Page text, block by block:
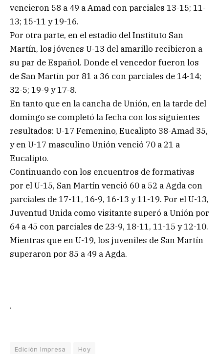
vencieron 58 a 49 a Amad con parciales 13-15; 11-
13; 15-11 y 19-16.
Por otra parte, en el estadio del Instituto San
Martín, los jóvenes U-13 del amarillo recibieron a
su par de Español. Donde el vencedor fueron los
de San Martín por 81 a 36 con parciales de 14-14;
32-5; 19-9 y 17-8.
En tanto que en la cancha de Unión, en la tarde del
domingo se completó la fecha con los siguientes
resultados: U-17 Femenino, Eucalipto 38-Amad 35,
y en U-17 masculino Unión venció 70 a 21 a
Eucalipto.
Continuando con los encuentros de formativas
por el U-15, San Martín venció 60 a 52 a Agda con
parciales de 17-11, 16-9, 16-13 y 11-19. Por el U-13,
Juventud Unida como visitante superó a Unión por
64 a 45 con parciales de 23-9, 18-11, 11-15 y 12-10.
Mientras que en U-19, los juveniles de San Martín
superaron por 85 a 49 a Agda.
.
Edición Impresa Hoy